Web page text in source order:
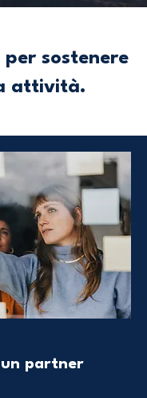
per sostenere
attività.
un partner